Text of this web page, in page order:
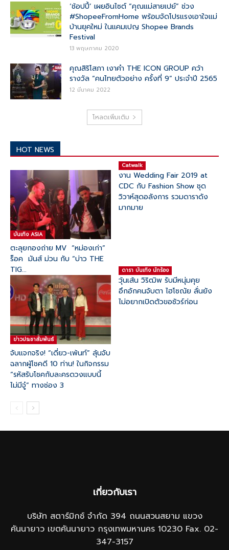
‘ช้อปปี้’ เผยอินไซต์ “คุณแม่สายเปย์” ช่วง
#ShopeeFromHome พร้อมจัดโปรแรงเอาใจแม่
บ้านยุคใหม่ ในแคมเปญ Shopee Brands
Festival
13 พฤษภาคม 2020
คุณสิริโสภา เงาคำ THE ICON GROUP คว้า
รางวัล “คนไทยตัวอย่าง ครั้งที่ 9” ประจำปี 2565
12 มีนาคม 2022
โหลดเพิ่มเติม
HOT NEWS
บันเทิง ASIA
ตะลุยกองถ่าย​ MV​ “หม่องเก่า” ​
ร็อค​ มันส์​ ม่วน​ กับ​ “บ่าว​ THE​
TIG​...
Catwalk
งาน Wedding Fair 2019 at
CDC กับ Fashion Show ชุด
วิวาห์สุดอลังการ รวมดาราดัง
มากมาย
ข่าวประชาสัมพันธ์
จับแจกจริง! “เดี่ยว-เพ้นท์” ลุ้นจับ
ฉลากผู้โชคดี 10 ท่าน! ในกิจกรรม
“รหัสรับโชคกับละครดวงแบบนี้
ไม่มีจู๋” ทางช่อง 3
ดารา บันเทิง นักร้อง
วุ้นเส้น วิริฒิพ รับมีหนุ่มคุย
อึกอักคนจับตา ไฮโซณัย ลั่นยัง
ไม่อยากเปิดตัวขอชัวร์ก่อน
เกี่ยวกับเรา
บริษัท สตาร์มิกซ์ จำกัด 394 ถนนสวนสยาม แขวง
คันนายาว เขตคันนายาว กรุงเทพมหานคร 10230 Fax. 02-
347-3157